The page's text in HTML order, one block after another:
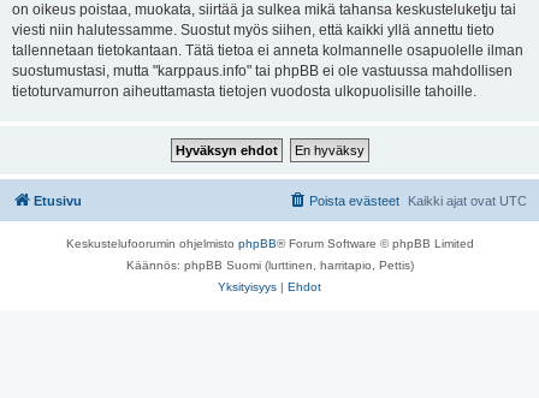
on oikeus poistaa, muokata, siirtää ja sulkea mikä tahansa keskusteluketju tai
viesti niin halutessamme. Suostut myös siihen, että kaikki yllä annettu tieto
tallennetaan tietokantaan. Tätä tietoa ei anneta kolmannelle osapuolelle ilman
suostumustasi, mutta "karppaus.info" tai phpBB ei ole vastuussa mahdollisen
tietoturvamurron aiheuttamasta tietojen vuodosta ulkopuolisille tahoille.
Etusivu Kaikki ajat ovat UTC
Poista evästeet
Keskustelufoorumin ohjelmisto phpBB® Forum Software © phpBB Limited
Käännös: phpBB Suomi (lurttinen, harritapio, Pettis)
Yksityisyys | Ehdot